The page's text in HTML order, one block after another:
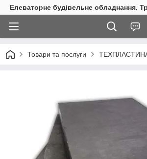
Елеваторне будівельне обладнання.
Товари та послуги